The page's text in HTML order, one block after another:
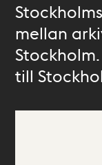
mellan
till